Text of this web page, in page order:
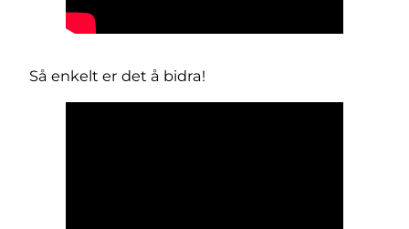
Så enkelt er det å bidra!